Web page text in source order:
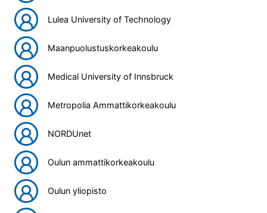
Lulea University of Technology
Maanpuolustuskorkeakoulu
Medical University of Innsbruck
Metropolia Ammattikorkeakoulu
NORDUnet
Oulun ammattikorkeakoulu
Oulun yliopisto